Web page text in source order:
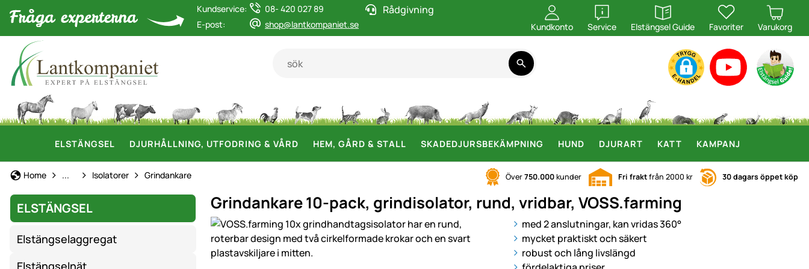
Kundservice:
08- 420 027 89
E-post:
shop@lantkompaniet.se
Rådgivning
Kundkonto Service
öppna
Elstängsel Guide
öppna
Favoriter Varukorg
ELSTÄNGSEL DJURHÅLLNING, UTFODRING & VÅRD HEM, GÅRD & STALL SKADEDJURSBEKÄMPNING HUND DJURART KATT KAMPANJ
Home Elstängsel
... Isolatorer Grindankare Över750.000kunder Fri fraktfrån 2000 kr 30 dagars öppet köp
ELSTÄNGSEL
Elstängselaggregat
Elstängselnät
Grindankare 10-pack, grindisolator, rund, vridbar, VOSS.farming
Produktgaleri
med 2 anslutningar, kan vridas 360°
mycket praktiskt och säkert
robust och lång livslängd